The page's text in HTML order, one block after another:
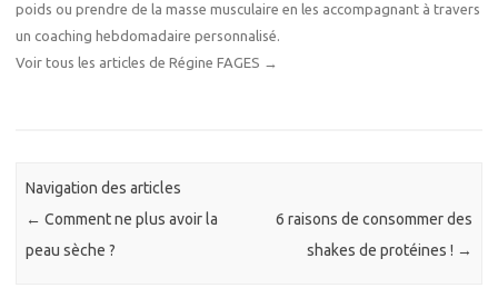
poids ou prendre de la masse musculaire en les accompagnant à travers
un coaching hebdomadaire personnalisé.
Voir tous les articles de Régine FAGES →
Navigation des articles
← Comment ne plus avoir la
peau sèche ?
6 raisons de consommer des
shakes de protéines ! →